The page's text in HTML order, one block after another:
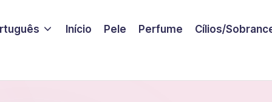
Início Pele Perfume Cílios/